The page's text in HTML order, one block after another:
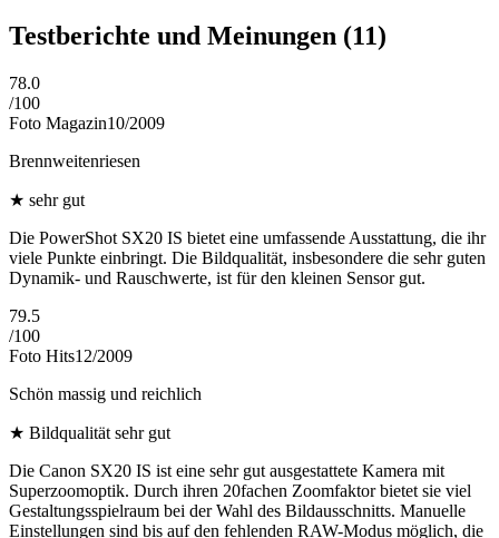
Testberichte und Meinungen (11)
78.0
/100
Foto Magazin10/2009
Brennweitenriesen
★ sehr gut
Die PowerShot SX20 IS bietet eine umfassende Ausstattung, die ihr
viele Punkte einbringt. Die Bildqualität, insbesondere die sehr guten
Dynamik- und Rauschwerte, ist für den kleinen Sensor gut.
79.5
/100
Foto Hits12/2009
Schön massig und reichlich
★ Bildqualität sehr gut
Die Canon SX20 IS ist eine sehr gut ausgestattete Kamera mit
Superzoomoptik. Durch ihren 20fachen Zoomfaktor bietet sie viel
Gestaltungsspielraum bei der Wahl des Bildausschnitts. Manuelle
Einstellungen sind bis auf den fehlenden RAW-Modus möglich, die